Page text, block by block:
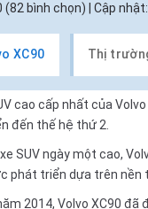
(82 bình chọn) | Cập nhật:
XC90 Thị
cao cấp nhất của
đến thế hệ thứ 2.
SUV ngày một cao,
phát triển dựa trên nền
2014, Volvo XC90